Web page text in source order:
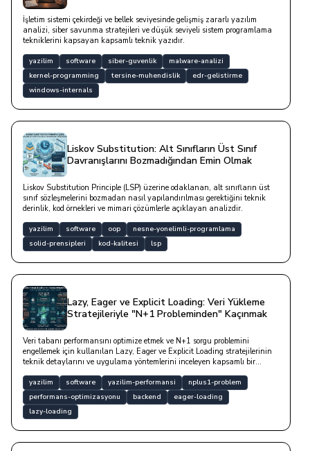
İşletim sistemi çekirdeği ve bellek seviyesinde gelişmiş zararlı yazılım
analizi, siber savunma stratejileri ve düşük seviyeli sistem programlama
tekniklerini kapsayan kapsamlı teknik yazıdır.
yazilim software siber-guvenlik
malware-analizi
kernel-programming
tersine-muhendislik
edr-gelistirme
windows-internals
Liskov Substitution: Alt Sınıfların Üst Sınıf
Davranışlarını Bozmadığından Emin Olmak
Liskov Substitution Principle (LSP) üzerine odaklanan, alt sınıfların üst
sınıf sözleşmelerini bozmadan nasıl yapılandırılması gerektiğini teknik
derinlik, kod örnekleri ve mimari çözümlerle açıklayan analizdir.
yazilim software oop
nesne-yonelimli-programlama
solid-prensipleri
kod-kalitesi lsp
Lazy, Eager ve Explicit Loading: Veri Yükleme
Stratejileriyle "N+1 Probleminden" Kaçınmak
Veri tabanı performansını optimize etmek ve N+1 sorgu problemini
engellemek için kullanılan Lazy, Eager ve Explicit Loading stratejilerinin
teknik detaylarını ve uygulama yöntemlerini inceleyen kapsamlı bir
yazilim software yazilim-performansi
nplus1-problem
performans-optimizasyonu
backend
eager-loading
lazy-loading